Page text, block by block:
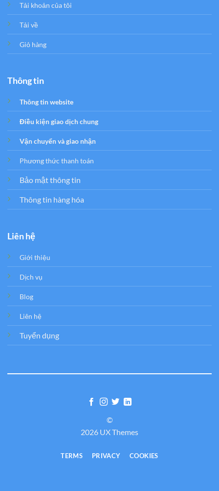
Tải khoản của tôi
Tải về
Giỏ hàng
Thông tin
Thông tin website
Điều kiện giao dịch chung
Vận chuyển và giao nhận
Phương thức thanh toán
Bảo mật thông tin
Thông tin hàng hóa
Liên hệ
Giới thiệu
Dịch vụ
Blog
Liên hệ
Tuyển dụng
©
2026 UX Themes
TERMS PRIVACY COOKIES